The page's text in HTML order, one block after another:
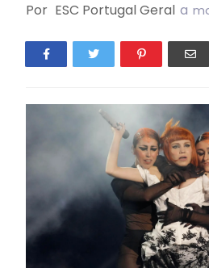
Por ESC Portugal Geral a